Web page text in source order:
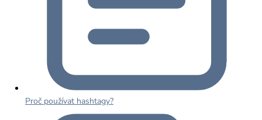
Proč používat hashtagy?